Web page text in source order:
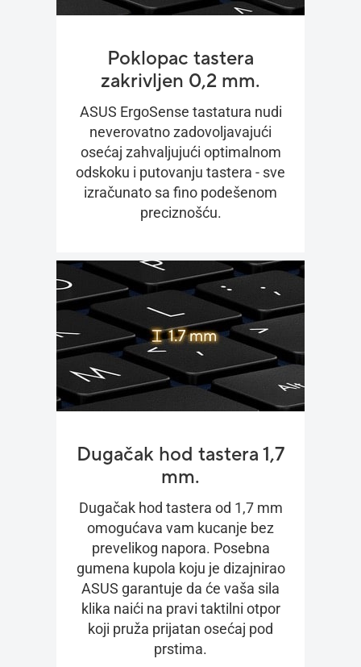
Poklopac tastera
zakrivljen 0,2 mm.
ASUS ErgoSense tastatura nudi
neverovatno zadovoljavajući
osećaj zahvaljujući optimalnom
odskoku i putovanju tastera - sve
izračunato sa fino podešenom
preciznošću.
Dugačak hod tastera 1,7
mm.
Dugačak hod tastera od 1,7 mm
omogućava vam kucanje bez
prevelikog napora. Posebna
gumena kupola koju je dizajnirao
ASUS garantuje da će vaša sila
klika naići na pravi taktilni otpor
koji pruža prijatan osećaj pod
prstima.